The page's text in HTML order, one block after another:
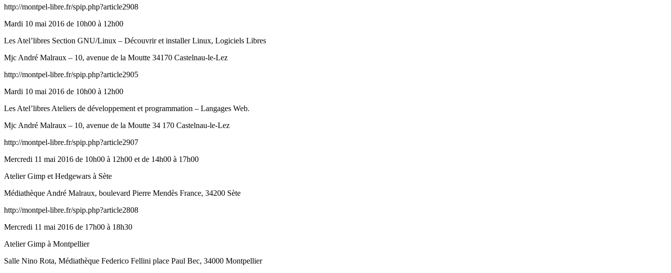
http://montpel-libre.fr/spip.php?article2908
Mardi 10 mai 2016 de 10h00 à 12h00
Les Atel’libres Section GNU/Linux – Découvrir et installer Linux, Logiciels Libres
Mjc André Malraux – 10, avenue de la Moutte 34170 Castelnau-le-Lez
http://montpel-libre.fr/spip.php?article2905
Mardi 10 mai 2016 de 10h00 à 12h00
Les Atel’libres Ateliers de développement et programmation – Langages Web.
Mjc André Malraux – 10, avenue de la Moutte 34 170 Castelnau-le-Lez
http://montpel-libre.fr/spip.php?article2907
Mercredi 11 mai 2016 de 10h00 à 12h00 et de 14h00 à 17h00
Atelier Gimp et Hedgewars à Sète
Médiathèque André Malraux, boulevard Pierre Mendès France, 34200 Sète
http://montpel-libre.fr/spip.php?article2808
Mercredi 11 mai 2016 de 17h00 à 18h30
Atelier Gimp à Montpellier
Salle Nino Rota, Médiathèque Federico Fellini place Paul Bec, 34000 Montpellier